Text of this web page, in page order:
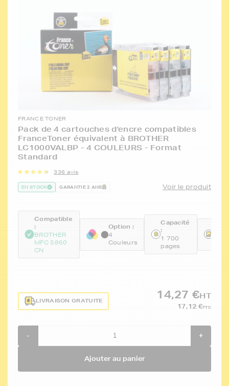
FRANCE TONER
Pack de 4 cartouches d'encre compatibles
FranceToner équivalent à BROTHER
LC1000VALBP - 4 COULEURS - Format
Standard
336 avis
EN STOCK GARANTIE 2 ANS Voir le produit
Compatible
:
BROTHER
MFC 5860
CN
Option :
4
Couleurs
Capacité
:
1 700
pages
LIVRAISON GRATUITE
14,27 €HT
17,12 €TTC
- +
Ajouter au panier